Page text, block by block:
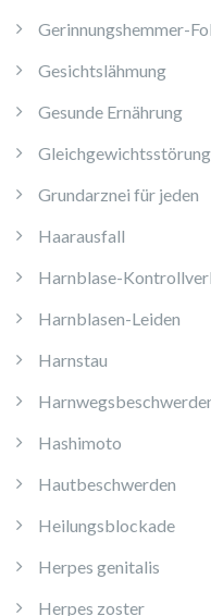
Gerinnungshemmer-
Gesichtslähmung
Gesunde Ernährung
Grundarznei für jeden
Haarausfall
Harnblase-
Harnblasen-Leiden
Harnstau
Hashimoto
Hautbeschwerden
Heilungsblockade
Herpes genitalis
Herpes zoster